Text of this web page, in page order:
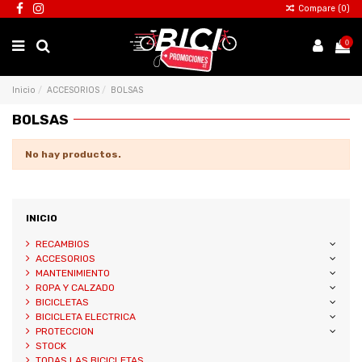
Compare (0)
0
Inicio ACCESORIOS BOLSAS
BOLSAS
No hay productos.
INICIO
RECAMBIOS
ACCESORIOS
MANTENIMIENTO
ROPA Y CALZADO
BICICLETAS
BICICLETA ELECTRICA
PROTECCION
STOCK